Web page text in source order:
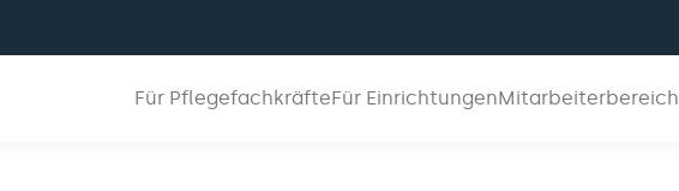
Für PflegefachkräfteFür EinrichtungenMitarbeiterbereich